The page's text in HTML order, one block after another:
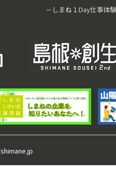
－しまね１Day仕事体験